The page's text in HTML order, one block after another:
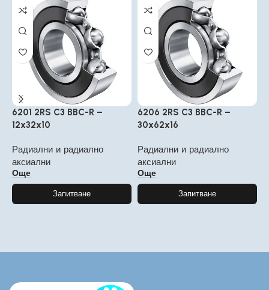
6201 2RS C3 BBC-R –
12x32x10
Радиални и радиално
аксиални
Още
Запитване
6206 2RS C3 BBC-R –
30x62x16
Радиални и радиално
аксиални
Още
Запитване